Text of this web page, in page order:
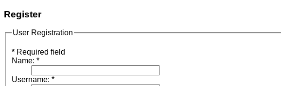
Register
User Registration
* Required field
Name: *
Username: *